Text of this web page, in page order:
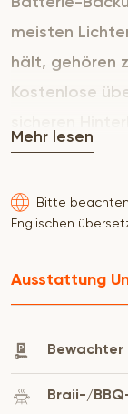
meisten
hält, gehören
Kostenlose
besteht aus 5
Apartments
separate
Bad. Bei den
Cottage ist
eigenem Bad/
Mehr lesen
Bitte
Englischen
Ausstattung
Braii-/